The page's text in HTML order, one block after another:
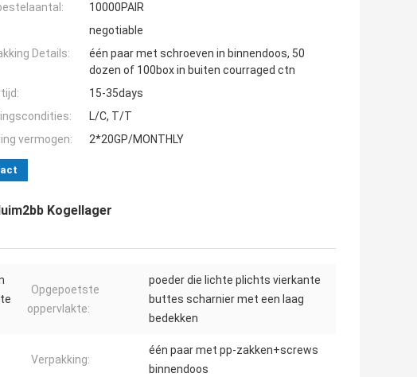
10000PAIR
negotiable
Details:
één paar met schroeven in binnendoos, 50
dozen of 100box in buiten courraged ctn
15-35days
L/C, T/T
vermogen:
2*20GP/MONTHLY
Kogellager
Opgepoetste
oppervlakte:
poeder die lichte plichts vierkante
buttes scharnier met een laag
bedekken
Verpakking:
één paar met pp-zakken+screws
binnendoos